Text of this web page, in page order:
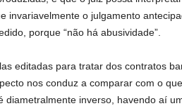
invariavelmente o julgamento
porque “não há abusividade”.
editadas para tratar dos contratos
nos conduz a comparar com o
diametralmente inverso, havendo aí